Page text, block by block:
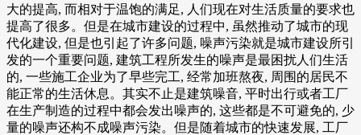
大的提高, 而相对于温饱的满足, 人们现在对生活质量的要求也
提高了很多。但是在城市建设的过程中, 虽然推动了城市的现
代化建设, 但是也引起了许多问题, 噪声污染就是城市建设所引
发的一个重要问题, 建筑工程所发生的噪声是最困扰人们生活
的, 一些施工企业为了早些完工, 经常加班熬夜, 周围的居民不
能正常的生活休息。其实不止是建筑噪音, 平时出行或者工厂
在生产制造的过程中都会发出噪声的, 这些都是不可避免的, 少
量的噪声还构不成噪声污染。但是随着城市的快速发展, 工厂